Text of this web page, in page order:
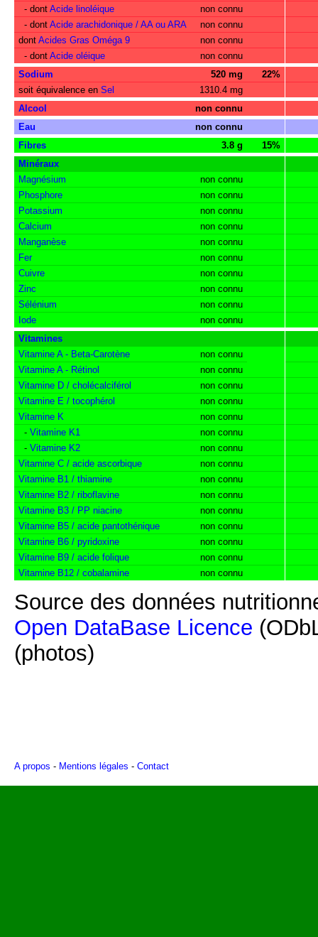
- dont Acide linoléique
non connu
- dont Acide arachidonique / AA ou ARA
non connu
dont Acides Gras Oméga 9
non connu
- dont Acide oléique
non connu
Sodium
520 mg
22%
soit équivalence en Sel
1310.4 mg
Alcool
non connu
Eau
non connu
Fibres
3.8 g
15%
Minéraux
Magnésium
non connu
Phosphore
non connu
Potassium
non connu
Calcium
non connu
Manganèse
non connu
Fer
non connu
Cuivre
non connu
Zinc
non connu
Sélénium
non connu
Iode
non connu
Vitamines
Vitamine A - Beta-Carotène
non connu
Vitamine A - Rétinol
non connu
Vitamine D / cholécalciférol
non connu
Vitamine E / tocophérol
non connu
Vitamine K
non connu
- Vitamine K1
non connu
- Vitamine K2
non connu
Vitamine C / acide ascorbique
non connu
Vitamine B1 / thiamine
non connu
Vitamine B2 / riboflavine
non connu
Vitamine B3 / PP niacine
non connu
Vitamine B5 / acide pantothénique
non connu
Vitamine B6 / pyridoxine
non connu
Vitamine B9 / acide folique
non connu
Vitamine B12 / cobalamine
non connu
Source des données
Open DataBase Licence
(photos)
A propos - Mentions légales - Contact